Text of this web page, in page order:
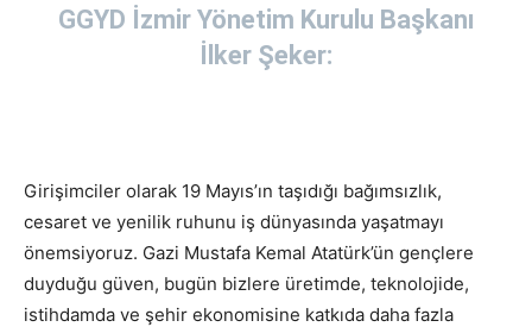
GGYD İzmir Yönetim Kurulu Başkanı
İlker Şeker:
Girişimciler olarak 19 Mayıs’ın taşıdığı bağımsızlık,
cesaret ve yenilik ruhunu iş dünyasında yaşatmayı
önemsiyoruz. Gazi Mustafa Kemal Atatürk’ün gençlere
duyduğu güven, bugün bizlere üretimde, teknolojide,
istihdamda ve şehir ekonomisine katkıda daha fazla